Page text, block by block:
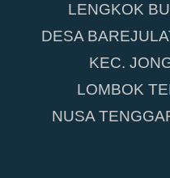
LENGKOK
DESA
KEC.
LOMBOK
NUSA